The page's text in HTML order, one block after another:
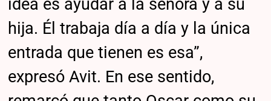
idea es ayudar a la señora y a su
hija. Él trabaja día a día y la única
entrada que tienen es esa”,
expresó Avit. En ese sentido,